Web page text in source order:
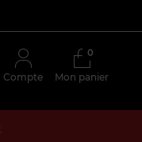
Compte Mon panier
0